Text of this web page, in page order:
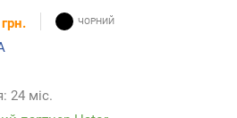
грн.
24 міс.